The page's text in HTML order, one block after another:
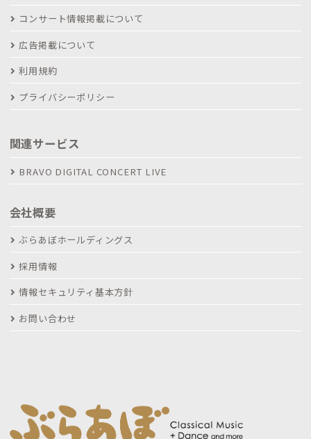
コンサート情報掲載について
広告掲載について
利用規約
プライバシーポリシー
関連サービス
BRAVO DIGITAL CONCERT LIVE
会社概要
ぶらあぼホールディングス
採用情報
情報セキュリティ基本方針
お問い合わせ